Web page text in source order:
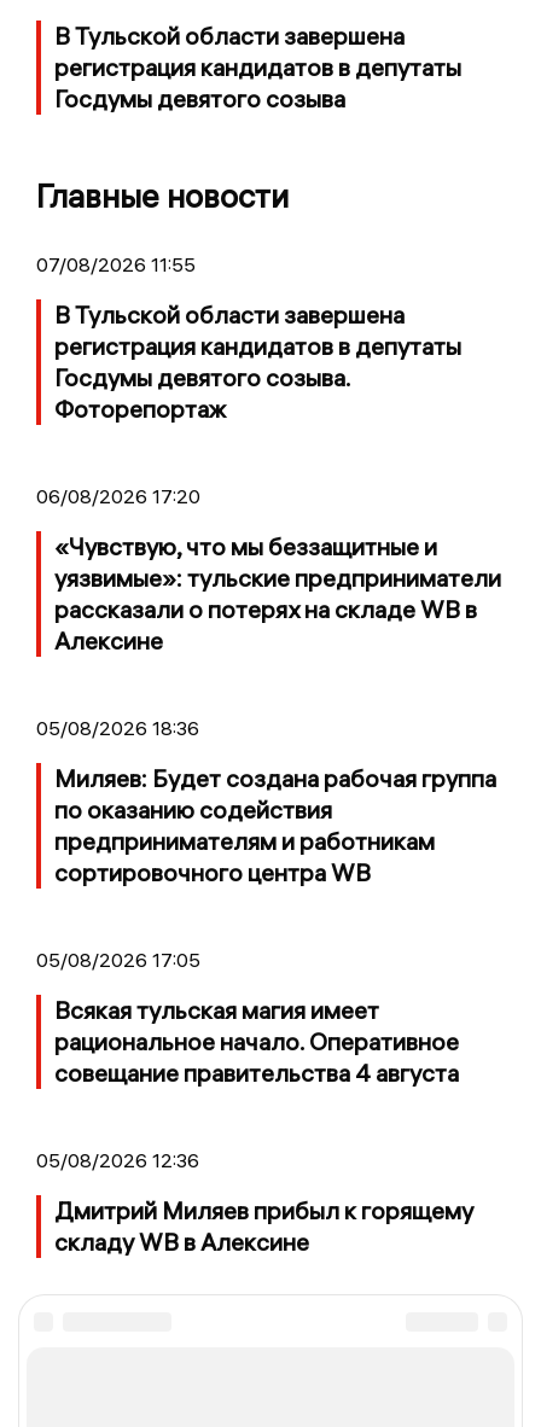
В Тульской области завершена
регистрация кандидатов в депутаты
Госдумы девятого созыва
Главные новости
07/08/2026 11:55
В Тульской области завершена
регистрация кандидатов в депутаты
Госдумы девятого созыва.
Фоторепортаж
06/08/2026 17:20
«Чувствую, что мы беззащитные и
уязвимые»: тульские предприниматели
рассказали о потерях на складе WB в
Алексине
05/08/2026 18:36
Миляев: Будет создана рабочая группа
по оказанию содействия
предпринимателям и работникам
сортировочного центра WB
05/08/2026 17:05
Всякая тульская магия имеет
рациональное начало. Оперативное
совещание правительства 4 августа
05/08/2026 12:36
Дмитрий Миляев прибыл к горящему
складу WB в Алексине